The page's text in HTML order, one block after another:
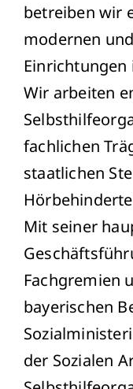
betreiben wir
modernen
Einrichtungen
Wir arbeiten
fachlichen
staatlichen
Mit seiner
Fachgremien
bayerischen
der Sozialen